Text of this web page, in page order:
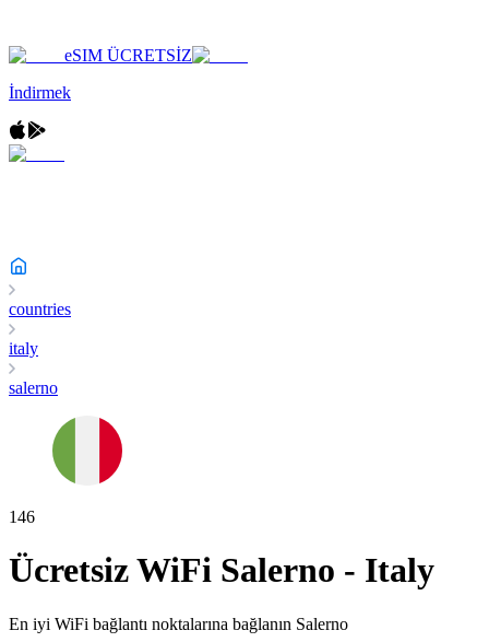
eSIM ÜCRETSİZ
İndirmek
countries
italy
salerno
146
Ücretsiz WiFi Salerno - Italy
En iyi WiFi bağlantı noktalarına bağlanın Salerno